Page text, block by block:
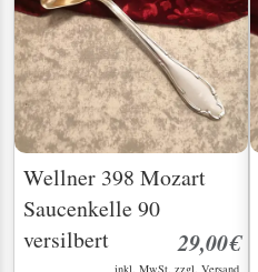
Wellner 398 Mozart
Saucenkelle 90
versilbert
29,00€
inkl. MwSt. zzgl. Versand